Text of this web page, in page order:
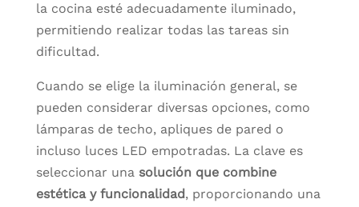
la cocina esté adecuadamente iluminado,
permitiendo realizar todas las tareas sin
dificultad.
Cuando se elige la iluminación general, se
pueden considerar diversas opciones, como
lámparas de techo, apliques de pared o
incluso luces LED empotradas. La clave es
seleccionar una solución que combine
estética y funcionalidad, proporcionando una